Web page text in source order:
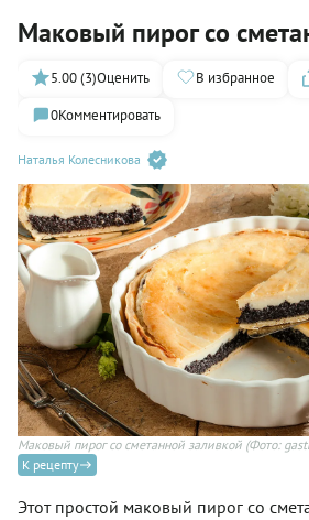
Маковый пирог со
Наталья Колесникова
5.00 (3)Оценить В избранное
0Комментировать
Маковый пирог со сметанной заливкой (Фото:
К рецепту
Этот простой маковый пирог со